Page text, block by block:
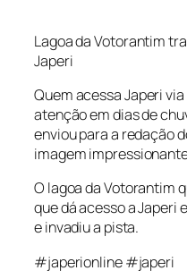
Lagoa da Votorantim
Japeri
Quem acessa Japeri
atenção em dias de
enviou para a redação
imagem
O lagoa da Votorantim
que dá acesso a Japeri
e invadiu a pista.
#japerionline #japeri